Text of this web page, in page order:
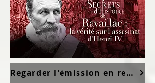
Regarder l'émission en replay sur France TV ici